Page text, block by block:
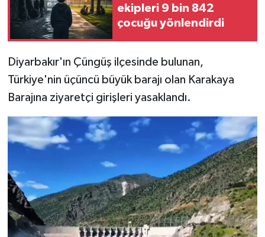
ekipleri 9 bin 842
çocuğu yönlendirdi
Diyarbakır'ın Çüngüş ilçesinde bulunan,
Türkiye'nin üçüncü büyük barajı olan Karakaya
Barajına ziyaretçi girişleri yasaklandı.